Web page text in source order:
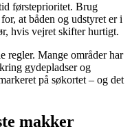
førsteprioritet. Brug
at båden og udstyret er i
hvis vejret skifter hurtigt.
regler. Mange områder har
gydepladser og
på søkortet – og det
makker